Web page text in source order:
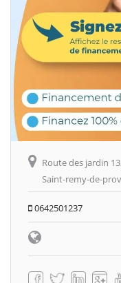
Route des jardin
Saint-remy-de-
0642501237